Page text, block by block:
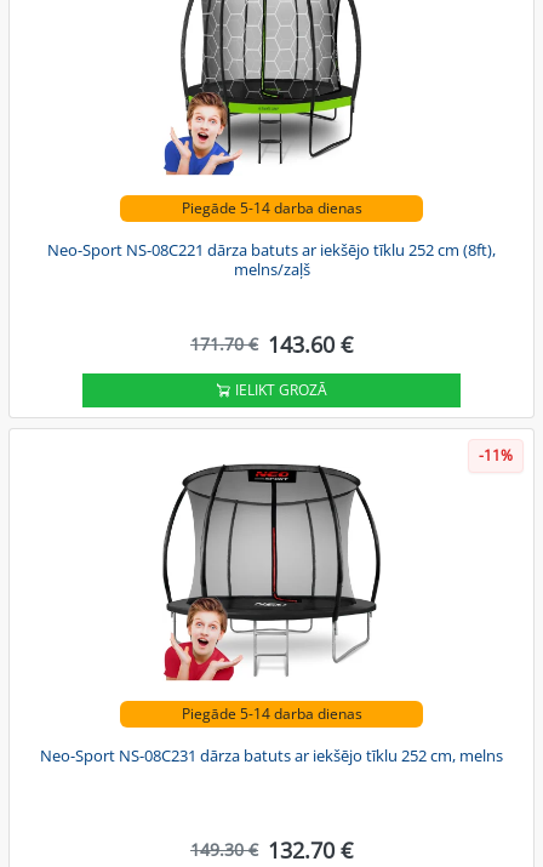
Piegāde 5-14 darba dienas
Neo-Sport NS-08C221 dārza batuts ar iekšējo tīklu 252 cm (8ft),
melns/zaļš
171.70 € 143.60 €
IELIKT GROZĀ
-11%
Piegāde 5-14 darba dienas
Neo-Sport NS-08C231 dārza batuts ar iekšējo tīklu 252 cm, melns
149.30 € 132.70 €